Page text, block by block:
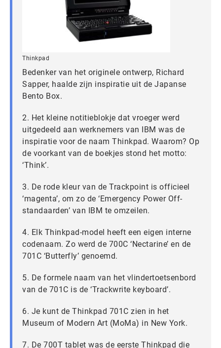
Thinkpad
Bedenker van het originele ontwerp, Richard
Sapper, haalde zijn inspiratie uit de Japanse
Bento Box.
2. Het kleine notitieblokje dat vroeger werd
uitgedeeld aan werknemers van IBM was de
inspiratie voor de naam Thinkpad. Waarom? Op
de voorkant van de boekjes stond het motto:
‘Think’.
3. De rode kleur van de Trackpoint is officieel
‘magenta’, om zo de ‘Emergency Power Off-
standaarden’ van IBM te omzeilen.
4. Elk Thinkpad-model heeft een eigen interne
codenaam. Zo werd de 700C ‘Nectarine’ en de
701C ‘Butterfly’ genoemd.
5. De formele naam van het vlindertoetsenbord
van de 701C is de ‘Trackwrite keyboard’.
6. Je kunt de Thinkpad 701C zien in het
Museum of Modern Art (MoMa) in New York.
7. De 700T tablet was de eerste Thinkpad die